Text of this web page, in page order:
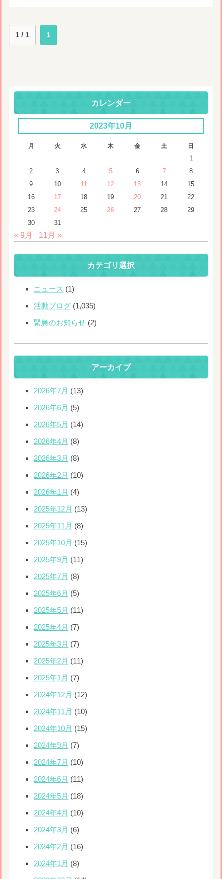
1 / 1 1
カレンダー
2023年10月
月 火 水 木 金 土 日
1
2
3 4 5 6 7
8
9
10 11 12 13 14
15
16
17 18 19 20 21
22
23
24 25 26 27 28
29
30
31
« 9月 11月 »
カテゴリ選択
ニュース (1)
活動ブログ (1,035)
緊急のお知らせ (2)
アーカイブ
2026年7月 (13)
2026年6月 (5)
2026年5月 (14)
2026年4月 (8)
2026年3月 (8)
2026年2月 (10)
2026年1月 (4)
2025年12月 (13)
2025年11月 (8)
2025年10月 (15)
2025年9月 (11)
2025年7月 (8)
2025年6月 (5)
2025年5月 (11)
2025年4月 (7)
2025年3月 (7)
2025年2月 (11)
2025年1月 (7)
2024年12月 (12)
2024年11月 (10)
2024年10月 (15)
2024年9月 (7)
2024年7月 (10)
2024年6月 (11)
2024年5月 (18)
2024年4月 (10)
2024年3月 (6)
2024年2月 (16)
2024年1月 (8)